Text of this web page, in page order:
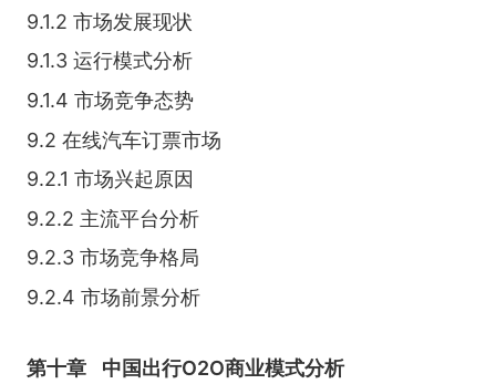
9.1.2 市场发展现状
9.1.3 运行模式分析
9.1.4 市场竞争态势
9.2 在线汽车订票市场
9.2.1 市场兴起原因
9.2.2 主流平台分析
9.2.3 市场竞争格局
9.2.4 市场前景分析
第十章 中国出行O2O商业模式分析